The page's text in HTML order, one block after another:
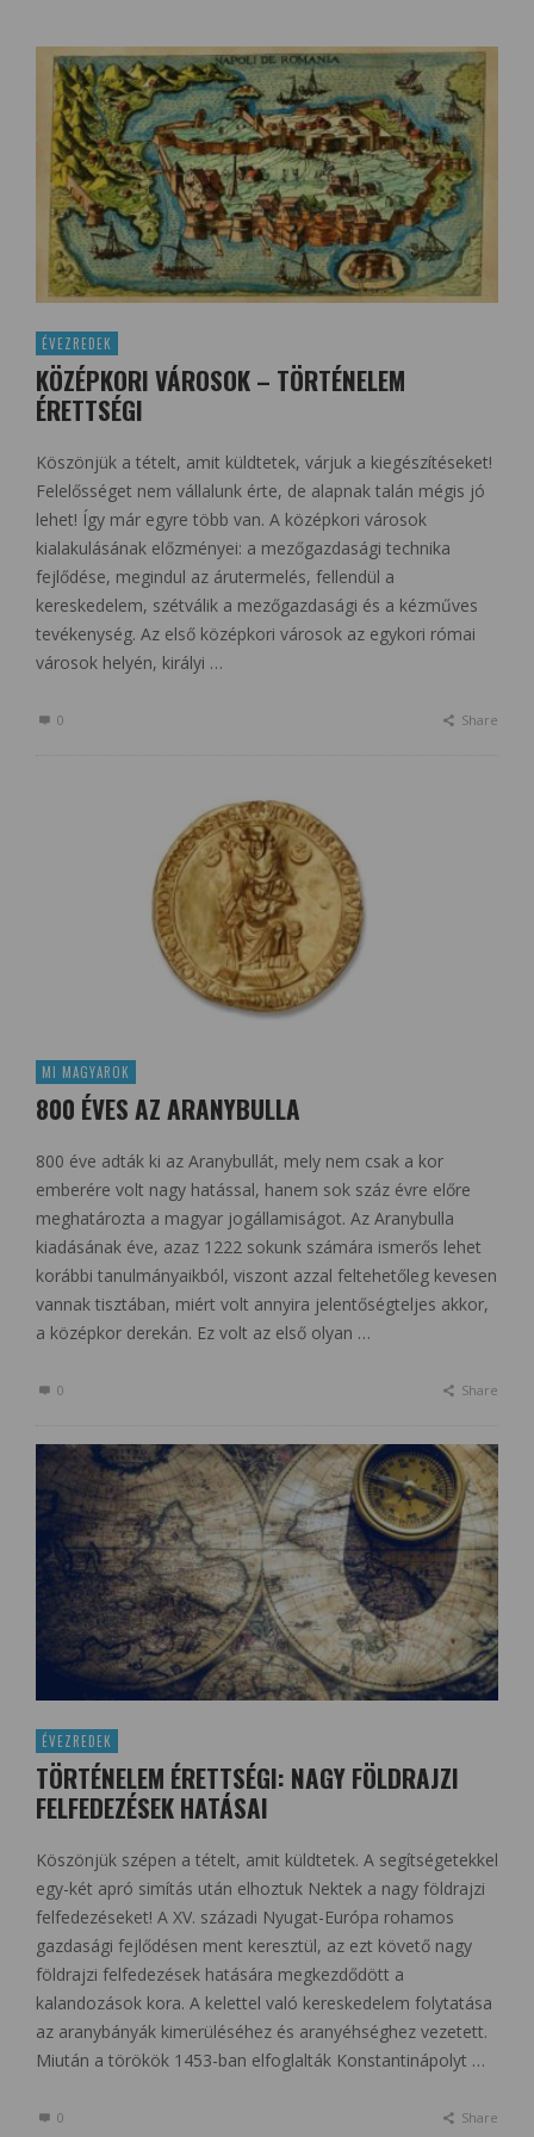
ÉVEZREDEK
KÖZÉPKORI VÁROSOK – TÖRTÉNELEM
ÉRETTSÉGI
Köszönjük a tételt, amit küldtetek, várjuk a kiegészítéseket!
Felelősséget nem vállalunk érte, de alapnak talán mégis jó
lehet! Így már egyre több van. A középkori városok
kialakulásának előzményei: a mezőgazdasági technika
fejlődése, megindul az árutermelés, fellendül a
kereskedelem, szétválik a mezőgazdasági és a kézműves
tevékenység. Az első középkori városok az egykori római
városok helyén, királyi …
0 Share
MI MAGYAROK
800 ÉVES AZ ARANYBULLA
800 éve adták ki az Aranybullát, mely nem csak a kor
emberére volt nagy hatással, hanem sok száz évre előre
meghatározta a magyar jogállamiságot. Az Aranybulla
kiadásának éve, azaz 1222 sokunk számára ismerős lehet
korábbi tanulmányaikból, viszont azzal feltehetőleg kevesen
vannak tisztában, miért volt annyira jelentőségteljes akkor,
a középkor derekán. Ez volt az első olyan …
0 Share
ÉVEZREDEK
TÖRTÉNELEM ÉRETTSÉGI: NAGY FÖLDRAJZI
FELFEDEZÉSEK HATÁSAI
Köszönjük szépen a tételt, amit küldtetek. A segítségetekkel
egy-két apró simítás után elhoztuk Nektek a nagy földrajzi
felfedezéseket! A XV. századi Nyugat-Európa rohamos
gazdasági fejlődésen ment keresztül, az ezt követő nagy
földrajzi felfedezések hatására megkezdődött a
kalandozások kora. A kelettel való kereskedelem folytatása
az aranybányák kimerüléséhez és aranyéhséghez vezetett.
Miután a törökök 1453-ban elfoglalták Konstantinápolyt …
0 Share